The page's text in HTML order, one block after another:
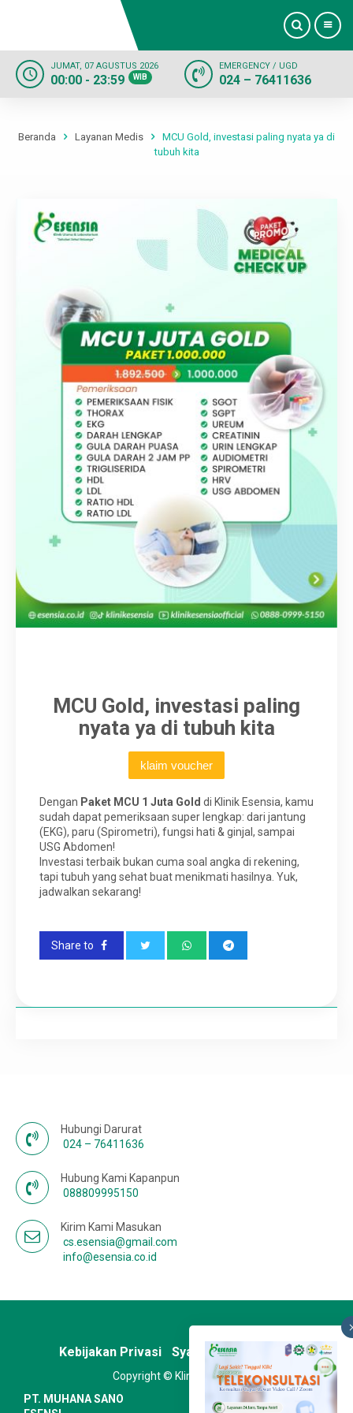
Profil
Layanan
Informasi
Kontak
JUMAT, 07 AGUSTUS 2026
00:00 - 23:59 WIB
EMERGENCY / UGD
024 – 76411636
Beranda Layanan Medis
MCU Gold, investasi paling nyata ya di
tubuh kita
MCU Gold, investasi paling
nyata ya di tubuh kita
klaim voucher
Dengan Paket MCU 1 Juta Gold di Klinik Esensia, kamu
sudah dapat pemeriksaan super lengkap: dari jantung
(EKG), paru (Spirometri), fungsi hati & ginjal, sampai
USG Abdomen!
Investasi terbaik bukan cuma soal angka di rekening,
tapi tubuh yang sehat buat menikmati hasilnya. Yuk,
jadwalkan sekarang!
Share to
Hubungi Darurat
024 – 76411636
Hubung Kami Kapanpun
088809995150
Kirim Kami Masukan
cs.esensia@gmail.com
info@esensia.co.id
Kebijakan Privasi Syarat & Ketentuan
Copyright © Klinik Esensia
PT. MUHANA SANO